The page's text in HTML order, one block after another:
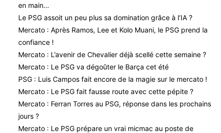
en main…
Le PSG assoit un peu plus sa domination grâce à l’IA ?
Mercato : Après Ramos, Lee et Kolo Muani, le PSG prend la
confiance !
Mercato : L’avenir de Chevalier déjà scellé cette semaine ?
Mercato : Le PSG va dégoûter le Barça cet été
PSG : Luis Campos fait encore de la magie sur le mercato !
Mercato : Le PSG fait fausse route avec cette pépite ?
Mercato : Ferran Torres au PSG, réponse dans les prochains
jours ?
Mercato : Le PSG prépare un vrai micmac au poste de